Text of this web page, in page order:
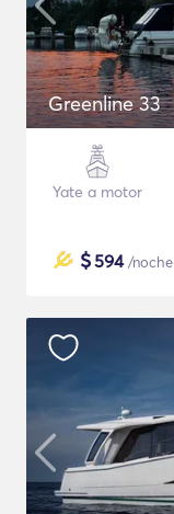
Greenline 33
Yate a motor
$594/noche